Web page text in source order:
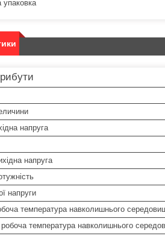
упаковка
напруга
напруга
напруги
температура навколишнього
температура навколишнього